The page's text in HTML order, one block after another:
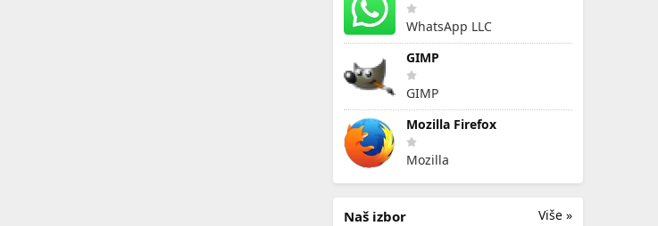
WhatsApp LLC
GIMP
GIMP
Mozilla Firefox
Mozilla
Više »
Naš izbor